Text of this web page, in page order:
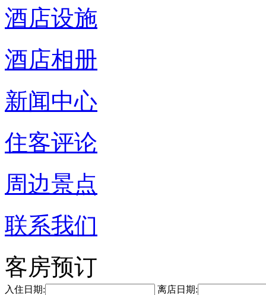
酒店设施
酒店相册
新闻中心
住客评论
周边景点
联系我们
客房预订
入住日期: 离店日期: